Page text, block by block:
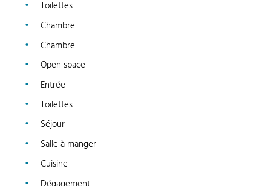
Toilettes
Chambre
Chambre
Open space
Entrée
Toilettes
Séjour
Salle à manger
Cuisine